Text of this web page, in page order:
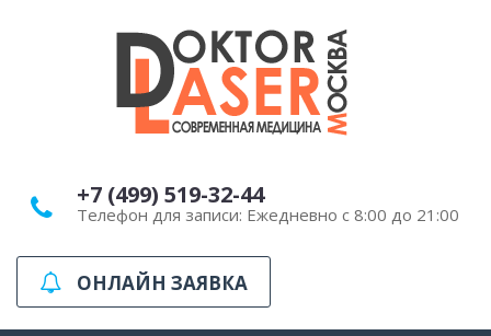
+7 (499) 519-32-44
Телефон для записи: Ежедневно с 8:00 до 21:00
ОНЛАЙН ЗАЯВКА